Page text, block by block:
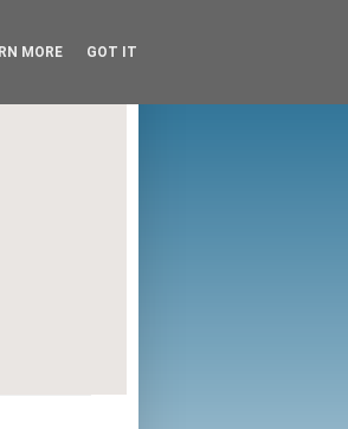
MORE GOT IT